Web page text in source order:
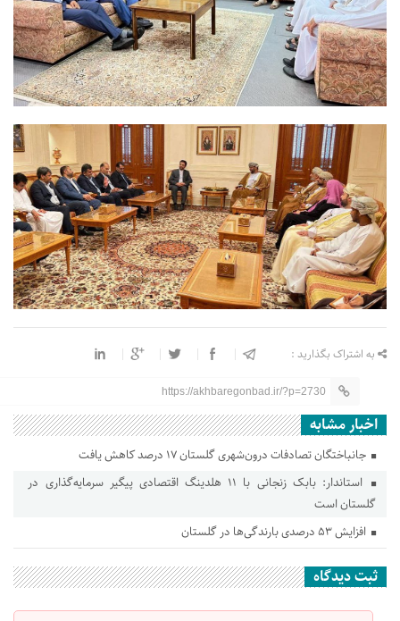
به اشتراک بگذارید :
https://akhbaregonbad.ir/?p=2730
اخبار مشابه
جانباختگان تصادفات درون‌شهری گلستان ۱۷ درصد کاهش یافت
استاندار: بابک زنجانی با ۱۱ هلدینگ اقتصادی پیگیر سرمایه‌گذاری در
گلستان است
افزایش ۵۳ درصدی بارندگی‌ها در گلستان
ثبت دیدگاه